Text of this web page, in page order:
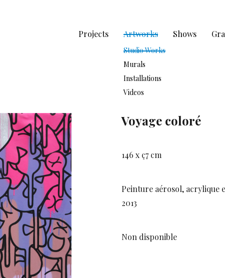
Projects Artworks
Studio Works
Murals
Installations
Videos
Shows
Voyage coloré
146 x ç7 cm
Peinture aérosol, acrylique
2013
Non disponible